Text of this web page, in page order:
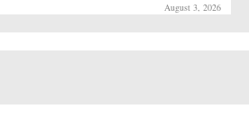
August 3, 2026